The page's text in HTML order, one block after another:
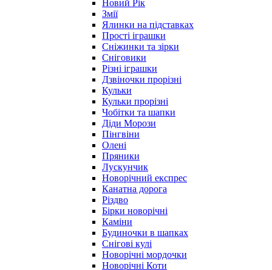
Новий Рік
Змії
Ялинки на підставках
Прості іграшки
Сніжинки та зірки
Сніговики
Різні іграшки
Дзвіночки прорізні
Кульки
Кульки прорізні
Чобітки та шапки
Діди Морози
Пінгвіни
Олені
Пряники
Лускунчик
Новорічний експрес
Канатна дорога
Різдво
Бірки новорічні
Каміни
Будиночки в шапках
Снігові кулі
Новорічні мордочки
Новорічні Коти